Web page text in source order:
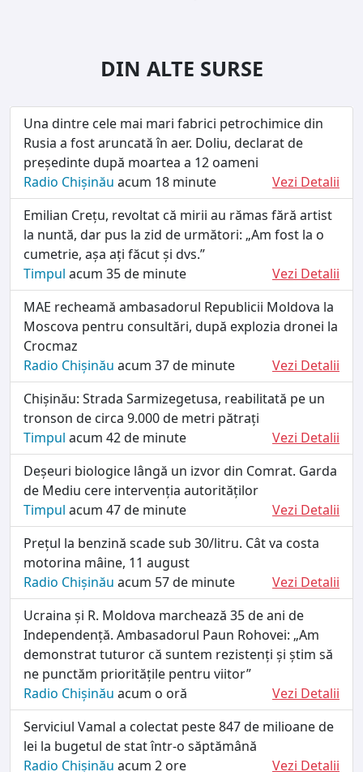
DIN ALTE SURSE
Una dintre cele mai mari fabrici petrochimice din
Rusia a fost aruncată în aer. Doliu, declarat de
președinte după moartea a 12 oameni
Radio Chișinău acum 18 minute
Vezi Detalii
Emilian Crețu, revoltat că mirii au rămas fără artist
la nuntă, dar pus la zid de următori: „Am fost la o
cumetrie, așa ați făcut și dvs.”
Timpul acum 35 de minute
Vezi Detalii
MAE recheamă ambasadorul Republicii Moldova la
Moscova pentru consultări, după explozia dronei la
Crocmaz
Radio Chișinău acum 37 de minute
Vezi Detalii
Chișinău: Strada Sarmizegetusa, reabilitată pe un
tronson de circa 9.000 de metri pătrați
Timpul acum 42 de minute
Vezi Detalii
Deșeuri biologice lângă un izvor din Comrat. Garda
de Mediu cere intervenția autorităților
Timpul acum 47 de minute
Vezi Detalii
Prețul la benzină scade sub 30/litru. Cât va costa
motorina mâine, 11 august
Radio Chișinău acum 57 de minute
Vezi Detalii
Ucraina și R. Moldova marchează 35 de ani de
Independență. Ambasadorul Paun Rohovei: „Am
demonstrat tuturor că suntem rezistenți și știm să
ne punctăm prioritățile pentru viitor”
Radio Chișinău acum o oră
Vezi Detalii
Serviciul Vamal a colectat peste 847 de milioane de
lei la bugetul de stat într-o săptămână
Radio Chișinău acum 2 ore
Vezi Detalii